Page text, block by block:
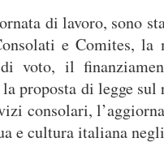
di lavoro, sono
e Comites, la
voto, il
proposta di legge sul
consolari,
e cultura italiana